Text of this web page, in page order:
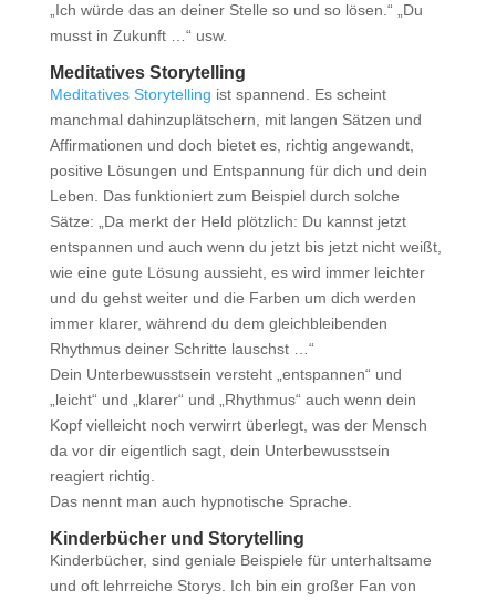
„Ich würde das an deiner Stelle so und so lösen.“ „Du
musst in Zukunft …“ usw.
Meditatives Storytelling
Meditatives Storytelling ist spannend. Es scheint
manchmal dahinzuplätschern, mit langen Sätzen und
Affirmationen und doch bietet es, richtig angewandt,
positive Lösungen und Entspannung für dich und dein
Leben. Das funktioniert zum Beispiel durch solche
Sätze: „Da merkt der Held plötzlich: Du kannst jetzt
entspannen und auch wenn du jetzt bis jetzt nicht weißt,
wie eine gute Lösung aussieht, es wird immer leichter
und du gehst weiter und die Farben um dich werden
immer klarer, während du dem gleichbleibenden
Rhythmus deiner Schritte lauschst …“
Dein Unterbewusstsein versteht „entspannen“ und
„leicht“ und „klarer“ und „Rhythmus“ auch wenn dein
Kopf vielleicht noch verwirrt überlegt, was der Mensch
da vor dir eigentlich sagt, dein Unterbewusstsein
reagiert richtig.
Das nennt man auch hypnotische Sprache.
Kinderbücher und Storytelling
Kinderbücher, sind geniale Beispiele für unterhaltsame
und oft lehrreiche Storys. Ich bin ein großer Fan von